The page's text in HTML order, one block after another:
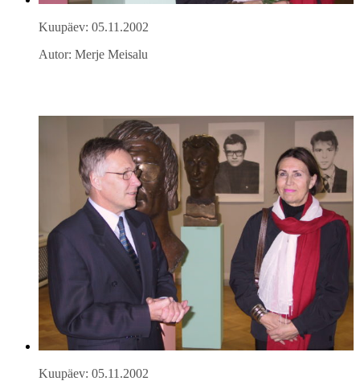
Kuupäev: 05.11.2002
Autor: Merje Meisalu
Kuupäev: 05.11.2002